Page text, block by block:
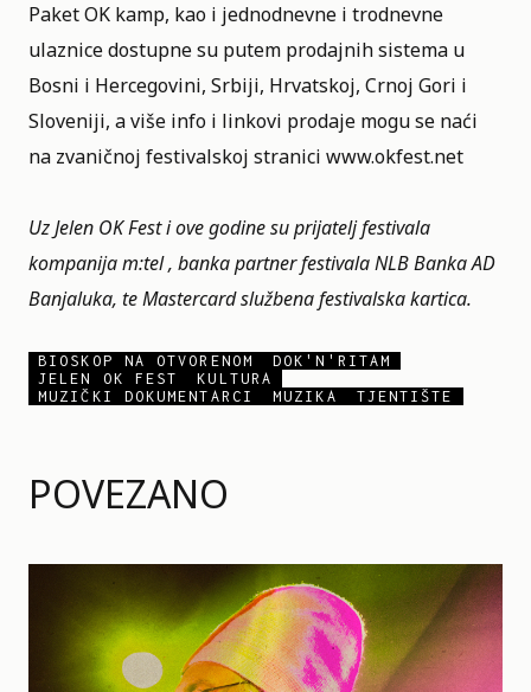
POVEZANO
Paket OK kamp, kao i jednodnevne i trodnevne
ulaznice dostupne su putem prodajnih sistema u
Bosni i Hercegovini, Srbiji, Hrvatskoj, Crnoj Gori i
Sloveniji, a više info i linkovi prodaje mogu se naći
na zvaničnoj festivalskoj stranici www.okfest.net
Uz Jelen OK Fest i ove godine su prijatelj festivala
kompanija m:tel , banka partner festivala NLB Banka AD
Banjaluka, te Mastercard službena festivalska kartica.
BIOSKOP NA OTVORENOM
DOK'N'RITAM
JELEN OK FEST
KULTURA
MUZIČKI DOKUMENTARCI
MUZIKA TJENTIŠTE